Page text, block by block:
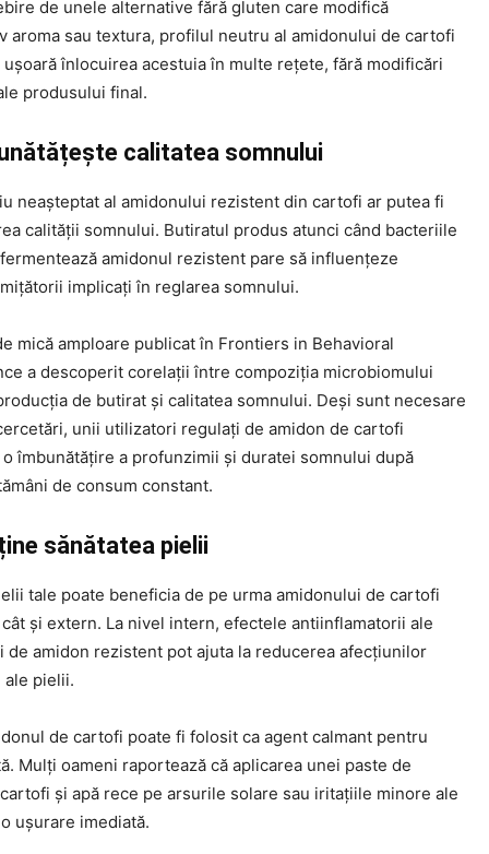
de unele alternative fără gluten care modifică
aroma sau textura, profilul neutru al amidonului de cartofi
înlocuirea acestuia în multe rețete, fără modificări
produsului final.
calitatea somnului
neașteptat al amidonului rezistent din cartofi ar putea fi
calității somnului. Butiratul produs atunci când bacteriile
amidonul rezistent pare să influențeze
implicați în reglarea somnului.
mică amploare publicat în Frontiers in Behavioral
a descoperit corelații între compoziția microbiomului
de butirat și calitatea somnului. Deși sunt necesare
unii utilizatori regulați de amidon de cartofi
îmbunătățire a profunzimii și duratei somnului după
de consum constant.
sănătatea pielii
tale poate beneficia de pe urma amidonului de cartofi
și extern. La nivel intern, efectele antiinflamatorii ale
de amidon rezistent pot ajuta la reducerea afecțiunilor
pielii.
de cartofi poate fi folosit ca agent calmant pentru
Mulți oameni raportează că aplicarea unei paste de
și apă rece pe arsurile solare sau iritațiile minore ale
ușurare imediată.